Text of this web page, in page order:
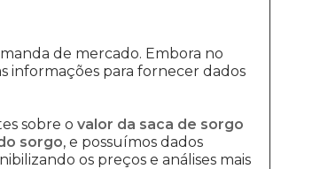
de mercado. Embora no
informações para fornecer dados
sobre o valor da saca de sorgo
sorgo, e possuímos dados
os preços e análises mais